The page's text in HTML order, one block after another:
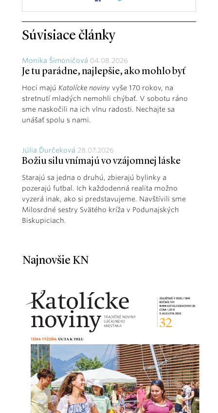
Súvisiace články
Monika Šimoničová 04.08.2026
Je tu parádne, najlepšie, ako mohlo byť
Hoci majú Katolícke noviny vyše 170 rokov, na
stretnutí mladých nemohli chýbať. V sobotu ráno
sme naskočili na ich vlnu radosti. Nechajte sa
unášať spolu s nami.
Júlia Ďurčeková 28.07.2026
Božiu silu vnímajú vo vzájomnej láske
Starajú sa jedna o druhú, zbierajú bylinky a
pozerajú futbal. Ich každodenná realita možno
vyzerá inak, ako si predstavujeme. Navštívili sme
Milosrdné sestry Svätého kríža v Podunajských
Biskupiciach.
Najnovšie KN